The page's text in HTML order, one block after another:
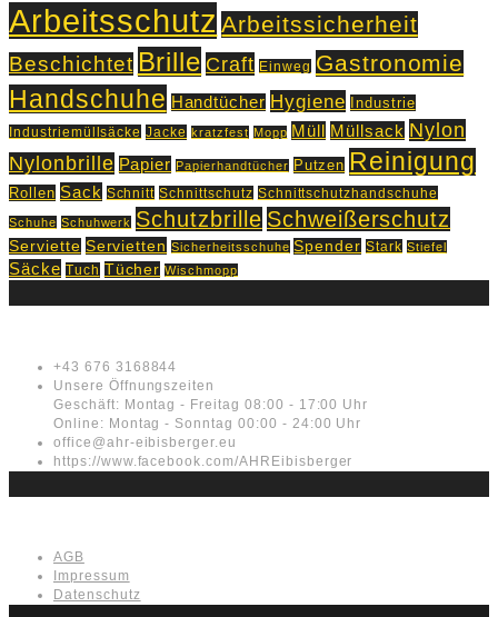
Arbeitsschutz Arbeitssicherheit
Beschichtet Brille Craft Einweg Gastronomie
Handschuhe Handtücher Hygiene Industrie
Industriemüllsäcke Jacke kratzfest Mopp Müll Müllsack Nylon
Nylonbrille Papier Papierhandtücher Putzen Reinigung
Rollen Sack Schnitt Schnittschutz Schnittschutzhandschuhe
Schuhe Schuhwerk Schutzbrille Schweißerschutz
Serviette Servietten Sicherheitsschuhe Spender Stark Stiefel
Säcke Tuch Tücher Wischmopp
+43 676 3168844
Unsere Öffnungszeiten
Geschäft: Montag - Freitag 08:00 - 17:00 Uhr
Online: Montag - Sonntag 00:00 - 24:00 Uhr
office@ahr-eibisberger.eu
https://www.facebook.com/AHREibisberger
AGB
Impressum
Datenschutz